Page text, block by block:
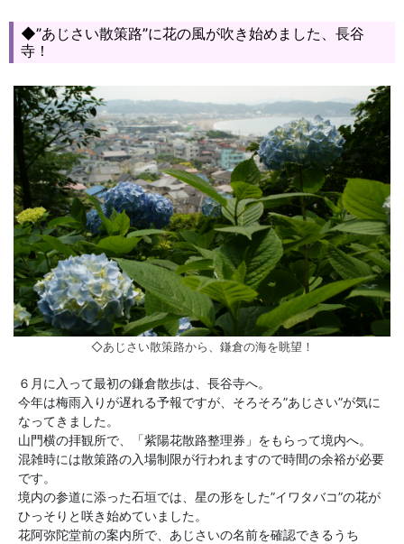
◆”あじさい散策路”に花の風が吹き始めました、長谷
寺！
◇あじさい散策路から、鎌倉の海を眺望！
６月に入って最初の鎌倉散歩は、長谷寺へ。
今年は梅雨入りが遅れる予報ですが、そろそろ”あじさい”が気に
なってきました。
山門横の拝観所で、「紫陽花散路整理券」をもらって境内へ。
混雑時には散策路の入場制限が行われますので時間の余裕が必要
です。
境内の参道に添った石垣では、星の形をした”イワタバコ”の花が
ひっそりと咲き始めていました。
花阿弥陀堂前の案内所で、あじさいの名前を確認できるうち